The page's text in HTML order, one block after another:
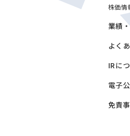
株価情
業績
よく
IRに
電子
免責